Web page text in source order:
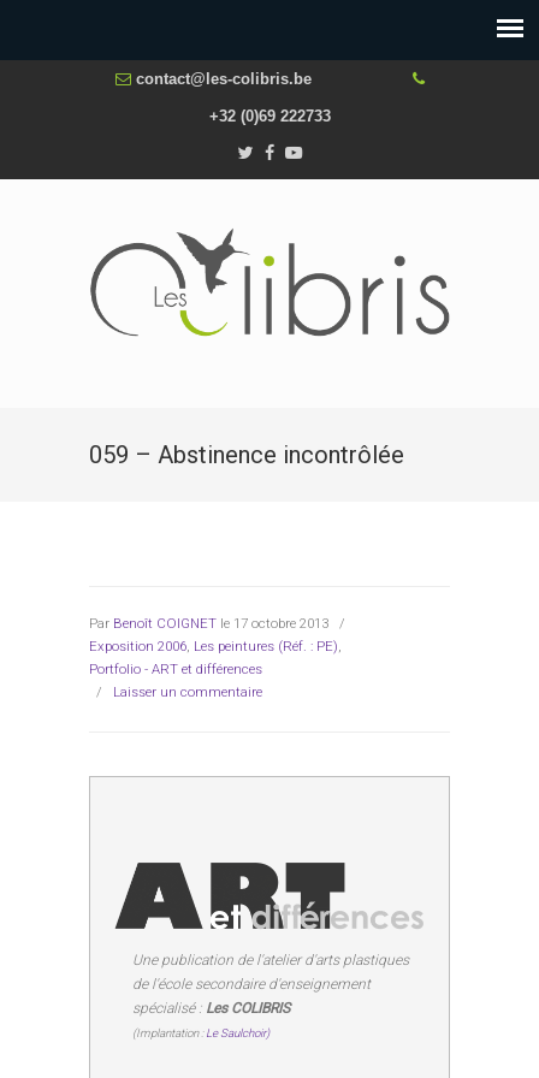
contact@les-colibris.be
+32 (0)69 222733
059 – Abstinence incontrôlée
Par Benoît COIGNET le 17 octobre 2013
/
Exposition 2006, Les peintures (Réf. : PE),
Portfolio - ART et différences
/ Laisser un commentaire
Une publication de l'atelier d'arts plastiques
de l'école secondaire d'enseignement
spécialisé : Les COLIBRIS
(Implantation :Le Saulchoir)